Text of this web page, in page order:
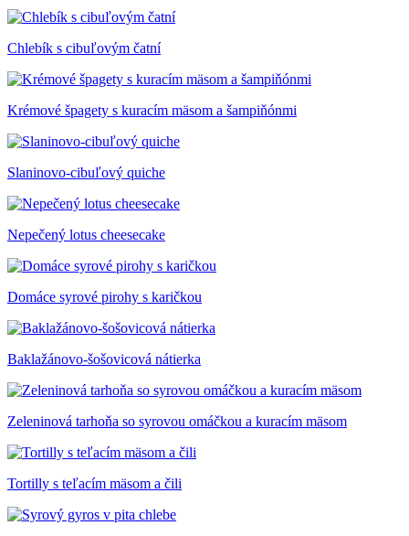
Chlebík s cibuľovým čatní
Krémové špagety s kuracím mäsom a šampiňónmi
Slaninovo-cibuľový quiche
Nepečený lotus cheesecake
Domáce syrové pirohy s karičkou
Baklažánovo-šošovicová nátierka
Zeleninová tarhoňa so syrovou omáčkou a kuracím mäsom
Tortilly s teľacím mäsom a čili